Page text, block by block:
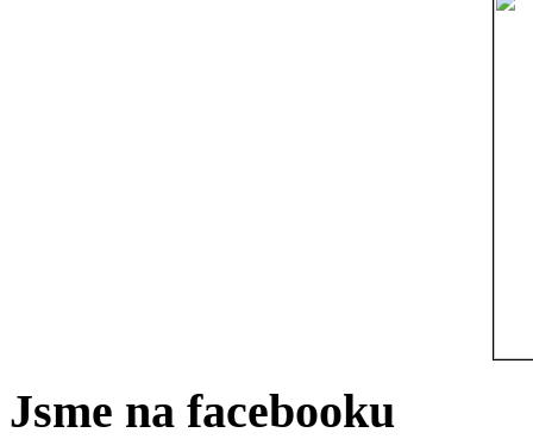
Jsme na facebooku